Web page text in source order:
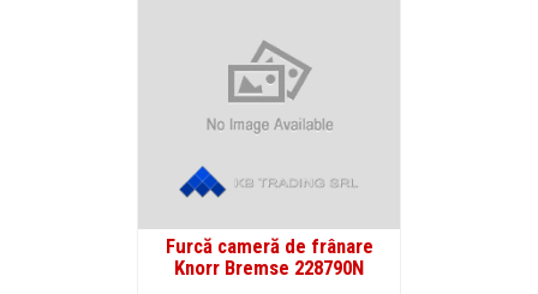
Furcă cameră de frânare
Knorr Bremse 228790N